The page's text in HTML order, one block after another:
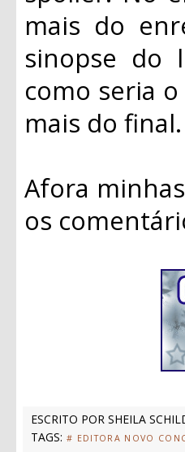
mais do
sinopse do
como seria
mais do final.
Afora
os
ESCRITO POR SHEILA
TAGS: # EDITORA NOVO